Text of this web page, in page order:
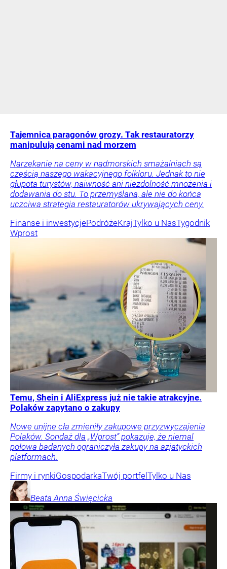
Tajemnica paragonów grozy. Tak restauratorzy
manipulują cenami nad morzem
Narzekanie na ceny w nadmorskich smażalniach są
częścią naszego wakacyjnego folkloru. Jednak to nie
głupota turystów, naiwność ani niezdolność mnożenia i
dodawania do stu. To przemyślana, ale nie do końca
uczciwa strategia restauratorów ukrywających ceny.
Finanse i inwestycjePodróżeKrajTylko u NasTygodnik
Wprost
Temu, Shein i AliExpress już nie takie atrakcyjne.
Polaków zapytano o zakupy
Nowe unijne cła zmieniły zakupowe przyzwyczajenia
Polaków. Sondaż dla „Wprost” pokazuje, że niemal
połowa badanych ograniczyła zakupy na azjatyckich
platformach.
Firmy i rynkiGospodarkaTwój portfelTylko u Nas
Beata Anna Święcicka